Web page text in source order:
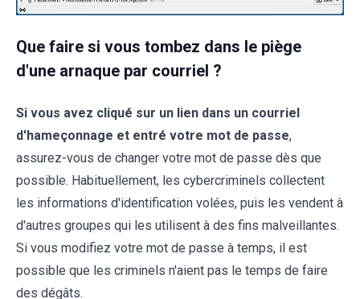
Que faire si vous tombez dans le piège
d'une arnaque par courriel ?
Si vous avez cliqué sur un lien dans un courriel
d'hameçonnage et entré votre mot de passe,
assurez-vous de changer votre mot de passe dès que
possible. Habituellement, les cybercriminels collectent
les informations d'identification volées, puis les vendent à
d'autres groupes qui les utilisent à des fins malveillantes.
Si vous modifiez votre mot de passe à temps, il est
possible que les criminels n'aient pas le temps de faire
des dégâts.